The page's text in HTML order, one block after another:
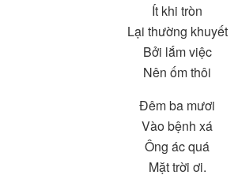
Ít khi tròn
Lại thường khuyết
Bởi lắm việc
Nên ốm thôi
Đêm ba mươi
Vào bệnh xá
Ông ác quá
Mặt trời ơi.